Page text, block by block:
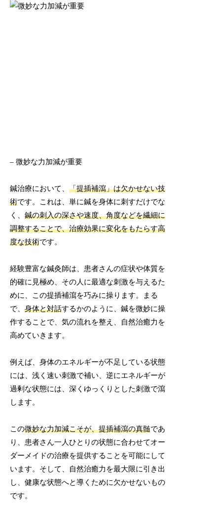
– 微妙な力加減が重要
鍼治療において、「提插補瀉」は欠かせない技
術です。これは、単に鍼を身体に刺すだけでな
く、鍼の刺入の深さや速度、角度などを繊細に
調整することで、治療効果に変化をもたらす高
度な技術です。
経験豊富な鍼灸師は、患者さんの症状や体質を
的確に見極め、その人に最適な刺激を与えるた
めに、この提插補瀉を巧みに操ります。まる
で、身体と対話するかのように、鍼を微妙に操
作することで、気の流れを整え、自然治癒力を
高めていきます。
例えば、身体のエネルギーが不足している状態
には、浅く速い刺激で補い、逆にエネルギーが
過剰な状態には、深くゆっくりとした刺激で瀉
します。
この微妙な力加減こそが、提插補瀉の真髄であ
り、患者さん一人ひとりの状態に合わせてオー
ダーメイドの治療を提供することを可能にして
います。そして、自然治癒力を最大限に引き出
し、健康な状態へと導くために欠かせないもの
です。